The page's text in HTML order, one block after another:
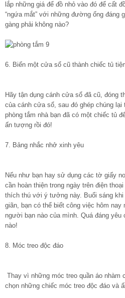
lắp những giá để đồ nhỏ vào đó để cất
“ngứa mắt” với những đường ống đáng
gàng phải không nào?
6. Biến một cửa sổ cũ thành chiếc tủ
Hãy tận dụng cánh cửa sổ đã cũ, đóng
của cánh cửa sổ, sau đó ghép chúng
phòng tắm nhà bạn đã có một chiếc tủ
ấn tượng rồi đó!
7. Bảng nhắc nhở xinh yêu
Nếu như bạn hay sử dụng các tờ giấy
cần hoàn thiện trong ngày trên điện
thích thú với ý tưởng này. Buổi sáng
giãn, bạn có thể biết công việc hôm
người bạn nào của mình. Quá đáng yêu
nào!
8. Móc treo độc đáo
Thay vì những móc treo quần áo nhàm
chọn những chiếc móc treo độc đáo và